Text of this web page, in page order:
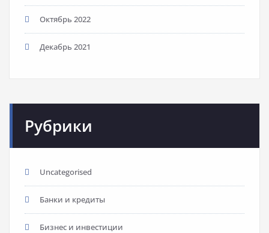
Октябрь 2022
Декабрь 2021
Рубрики
Uncategorised
Банки и кредиты
Бизнес и инвестиции